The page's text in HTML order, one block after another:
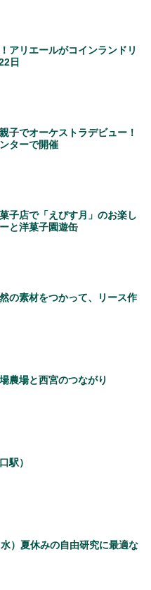
アリエールがコインランドリ
日
子でオーケストラデビュー！
ターで開催
子店で「えびす月」のお楽し
と洋菓子園遊缶
の素材をつかって、リース作
農場と西宮のつながり
駅）
水）夏休みの自由研究に最適な